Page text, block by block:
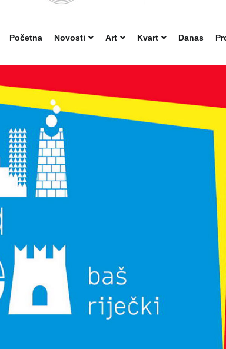
Početna
Novosti Art Kvart Danas